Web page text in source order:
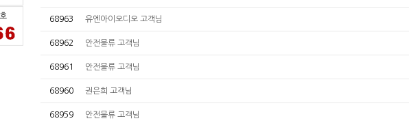
68963 유엔아이오디오 고객님
68962 안전물류 고객님
68961 안전물류 고객님
68960 권은희 고객님
68959 안전물류 고객님